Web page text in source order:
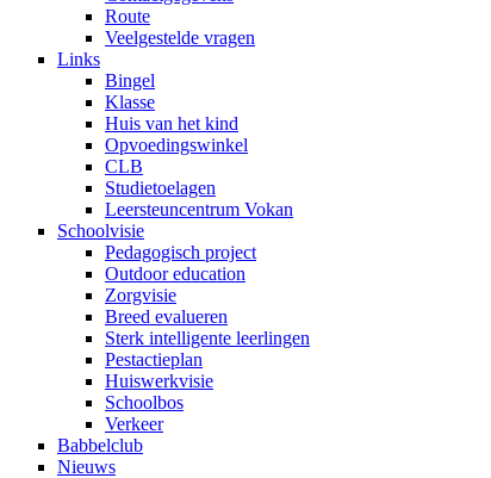
Route
Veelgestelde vragen
Links
Bingel
Klasse
Huis van het kind
Opvoedingswinkel
CLB
Studietoelagen
Leersteuncentrum Vokan
Schoolvisie
Pedagogisch project
Outdoor education
Zorgvisie
Breed evalueren
Sterk intelligente leerlingen
Pestactieplan
Huiswerkvisie
Schoolbos
Verkeer
Babbelclub
Nieuws